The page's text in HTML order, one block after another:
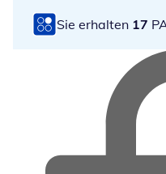
Sie erhalten 17